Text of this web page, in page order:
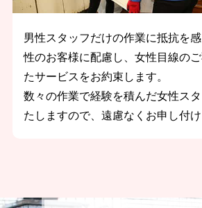
男性スタッフだけの作業に抵抗を
性のお客様に配慮し、女性目線の
たサービスをお約束します。
数々の作業で経験を積んだ女性ス
たしますので、遠慮なくお申し付け